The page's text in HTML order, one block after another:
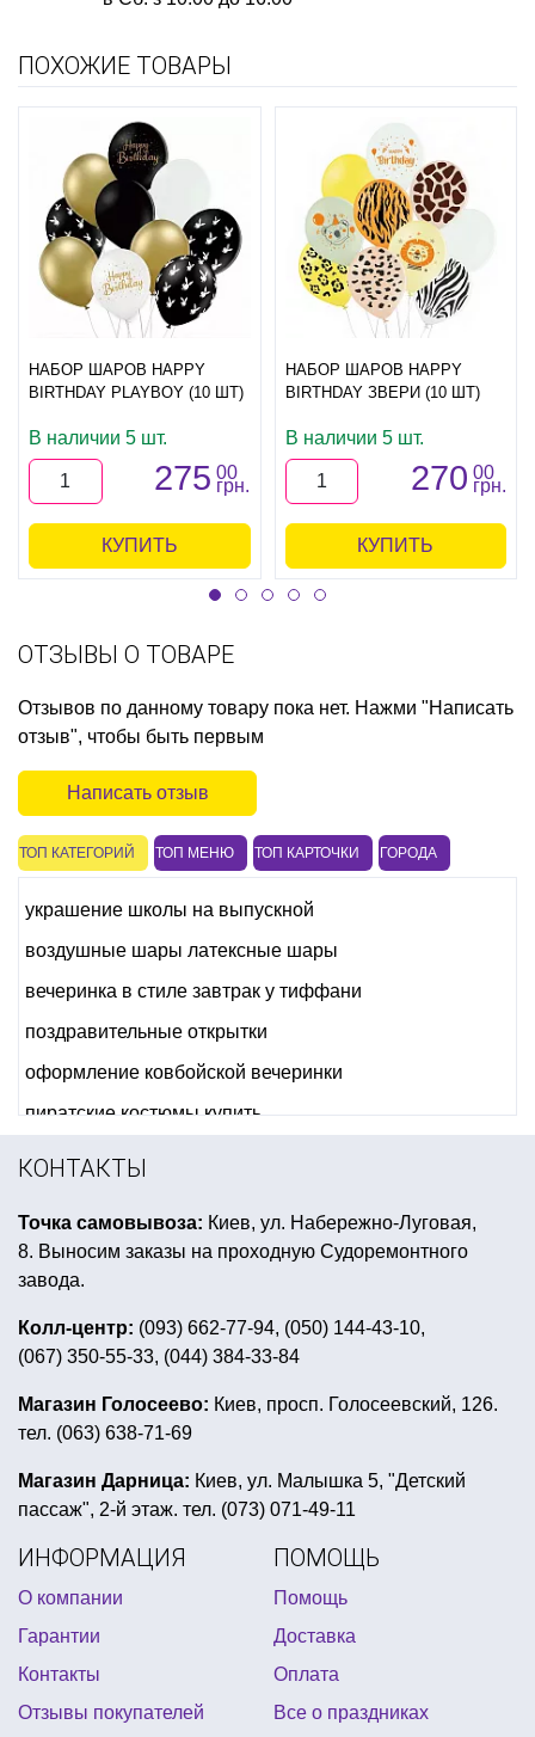
ПОХОЖИЕ ТОВАРЫ
НАБОР ШАРОВ HAPPY
BIRTHDAY PLAYBOY (10 ШТ)
В наличии 5 шт.
275 00
грн.
КУПИТЬ
НАБОР ШАРОВ HAPPY
BIRTHDAY ЗВЕРИ (10 ШТ)
В наличии 5 шт.
270 00
грн.
КУПИТЬ
ОТЗЫВЫ О ТОВАРЕ
Отзывов по данному товару пока нет. Нажми "Написать
отзыв", чтобы быть первым
Написать отзыв
ТОП КАТЕГОРИЙ ТОП МЕНЮ ТОП КАРТОЧКИ ГОРОДА
украшение школы на выпускной
воздушные шары латексные шары
вечеринка в стиле завтрак у тиффани
поздравительные открытки
оформление ковбойской вечеринки
пиратские костюмы купить
день рождения в стиле смешарики
шляпы карнавальные
день рождение в стиле трансформеры
магазины для дня рождения
купить гавайские леи в украине
фольгированные шары с гелием цена
все для вечеринки baby shower
карнавальная корона
украшение на девичник
товары к пасхе заказать шары с гелием киев
вечеринка в стиле зомби
декорации для пиратской вечеринки
хлопушка пневматическая
купить одноразовые бумажные тарелки
КОНТАКТЫ
Точка самовывоза: Киев, ул. Набережно-Луговая,
8. Выносим заказы на проходную Судоремонтного
завода.
Колл-центр: (093) 662-77-94, (050) 144-43-10,
(067) 350-55-33, (044) 384-33-84
Магазин Голосеево: Киев, просп. Голосеевский, 126.
тел. (063) 638-71-69
Магазин Дарница: Киев, ул. Малышка 5, "Детский
пассаж", 2-й этаж. тел. (073) 071-49-11
ИНФОРМАЦИЯ
О компании
Гарантии
Контакты
Отзывы покупателей
ПОМОЩЬ
Помощь
Доставка
Оплата
Все о праздниках